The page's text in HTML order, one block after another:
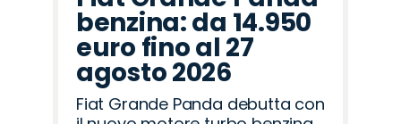
benzina: da 14.950
euro fino al 27
agosto 2026
Fiat Grande Panda debutta con